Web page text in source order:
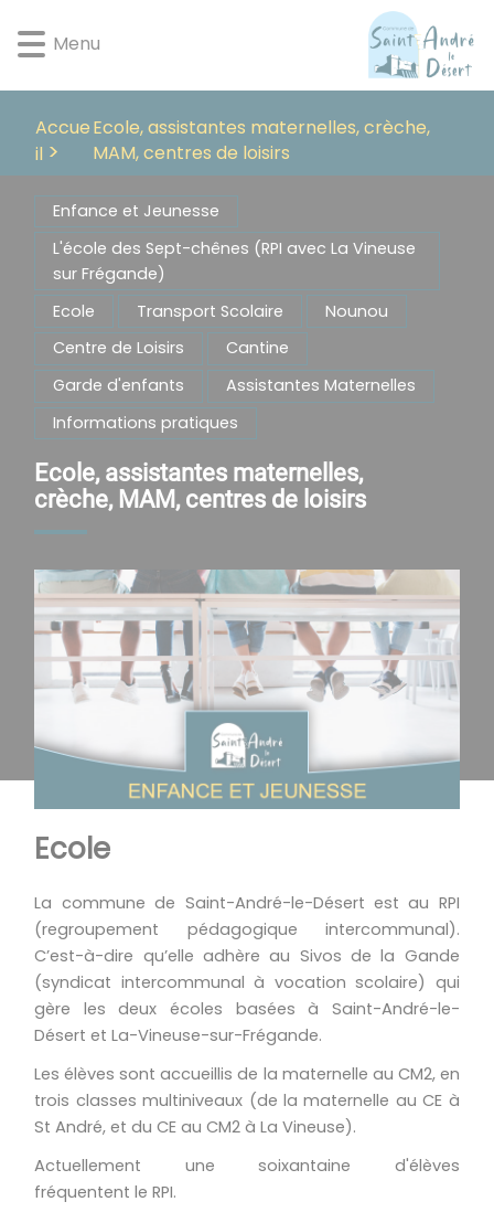
d'accès
rapide
au
d'accès
rapide
au
principal
d'accès
rapide
à
recherche
d'accès
rapide
au
page
Menu
Accue
il
Ecole, assistantes maternelles, crèche,
MAM, centres de loisirs
Enfance et Jeunesse
L'école des Sept-chênes (RPI avec La Vineuse
sur Frégande)
Ecole
Transport Scolaire
Nounou
Centre de Loisirs
Cantine
Garde d'enfants
Assistantes Maternelles
Informations pratiques
Ecole, assistantes maternelles,
crèche, MAM, centres de loisirs
Ecole
La commune de Saint-André-le-Désert est au RPI
(regroupement pédagogique intercommunal).
C’est-à-dire qu’elle adhère au Sivos de la Gande
(syndicat intercommunal à vocation scolaire) qui
gère les deux écoles basées à Saint-André-le-
Désert et La-Vineuse-sur-Frégande.
Les élèves sont accueillis de la maternelle au CM2, en
trois classes multiniveaux (de la maternelle au CE à
St André, et du CE au CM2 à La Vineuse).
Actuellement une soixantaine d'élèves
fréquentent le RPI.